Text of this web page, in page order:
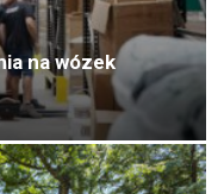
na wózek